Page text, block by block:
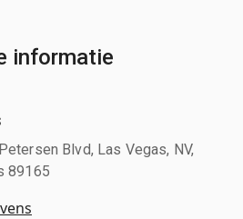
informatie
Blvd, Las Vegas, NV,
89165